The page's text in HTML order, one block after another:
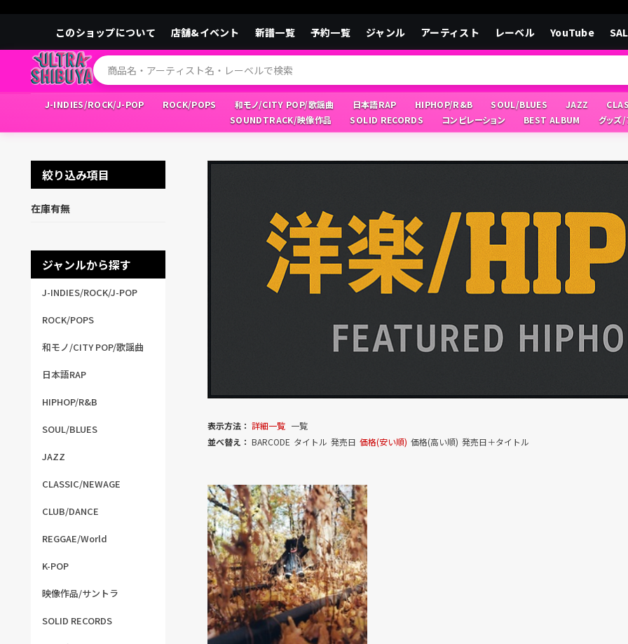
このショップについて 店舗&イベント 新譜一覧 予約一覧 ジャンル アーティスト レーベル YouTube
J-INDIES/ROCK/J-POP ROCK/POPS 和モノ/CITY POP/歌謡曲 日本語RAP HIPHOP/R&B SOUL/BLUES JAZZ
SOUNDTRACK/映像作品
SOLID RECORDS コンピレーション BEST ALBUM グッズ
絞り込み項目
在庫有無
ジャンルから探す
J-INDIES/ROCK/J-POP
ROCK/POPS
和モノ/CITY POP/歌謡曲
日本語RAP
HIPHOP/R&B
SOUL/BLUES
JAZZ
CLASSIC/NEWAGE
CLUB/DANCE
REGGAE/World
K-POP
映像作品/サントラ
SOLID RECORDS
表示方法： 詳細一覧 一覧
並べ替え： BARCODE タイトル 発売日 価格(安い順) 価格(高い順) 発売日＋タイトル